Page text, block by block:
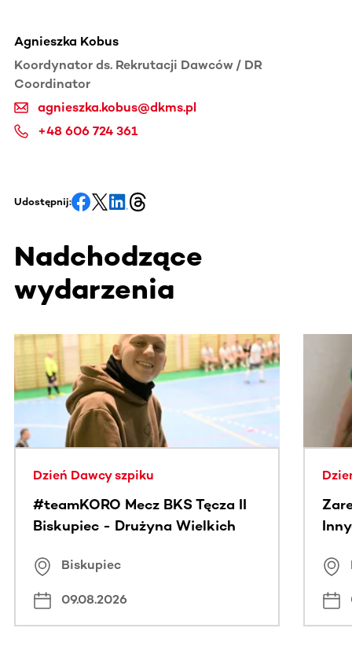
Agnieszka Kobus
Koordynator ds. Rekrutacji Dawców / DR
Coordinator
agnieszka.kobus@dkms.pl
+48 606 724 361
Udostępnij:
Nadchodzące
wydarzenia
Ta sekcja zawiera treści przewijane w poziomie. Użyj
Dzień Dawcy szpiku
#teamKORO Mecz BKS Tęcza II
Biskupiec - Drużyna Wielkich
Biskupiec
09.08.2026